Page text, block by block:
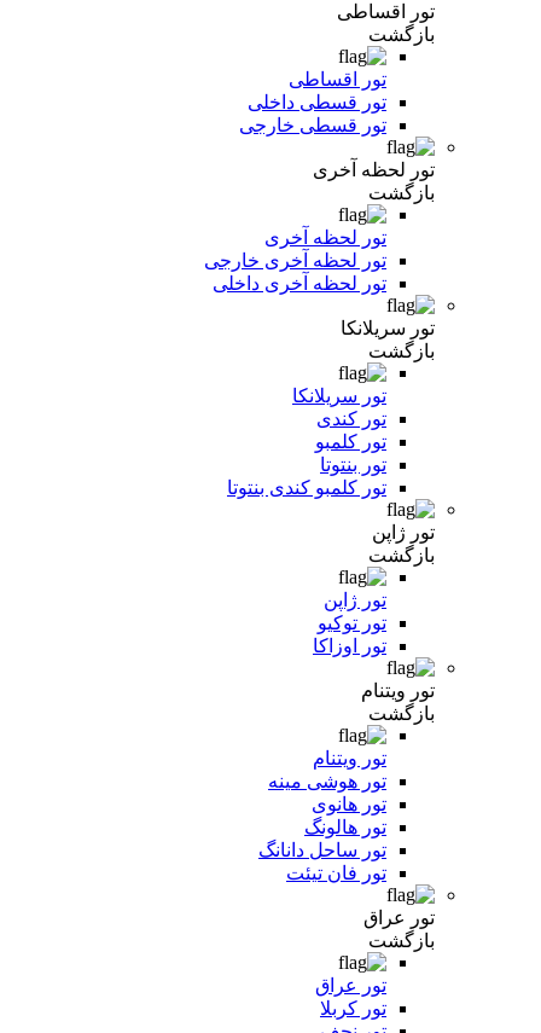
تور اقساطی
بازگشت
تور اقساطی
تور قسطی داخلی
تور قسطی خارجی
تور لحظه آخری
بازگشت
تور لحظه آخری
تور لحظه آخری خارجی
تور لحظه آخری داخلی
تور سریلانکا
بازگشت
تور سریلانکا
تور کندی
تور کلمبو
تور بنتوتا
تور کلمبو کندی بنتوتا
تور ژاپن
بازگشت
تور ژاپن
تور توکیو
تور اوزاکا
تور ویتنام
بازگشت
تور ویتنام
تور هوشی مینه
تور هانوی
تور هالونگ
تور ساحل دانانگ
تور فان تیئت
تور عراق
بازگشت
تور عراق
تور کربلا